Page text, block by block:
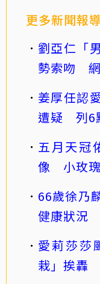
更多新聞報
劉亞仁「
勢索吻 網
姜厚任認
遭疑 列6
五月天冠
像 小玫瑰
66歲徐乃
健康狀況
愛莉莎莎
栽」挨轟